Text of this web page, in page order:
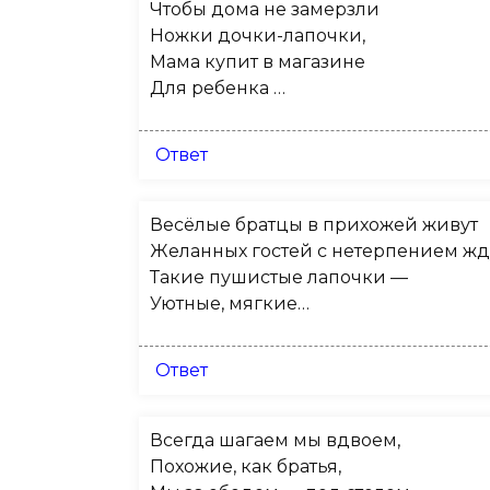
Чтобы дома не замерзли
Ножки дочки-лапочки,
Мама купит в магазине
Для ребенка …
Ответ
Весёлые братцы в прихожей живут
Желанных гостей с нетерпением
Такие пушистые лапочки —
Уютные, мягкие…
Ответ
Всегда шагаем мы вдвоем,
Похожие, как братья,